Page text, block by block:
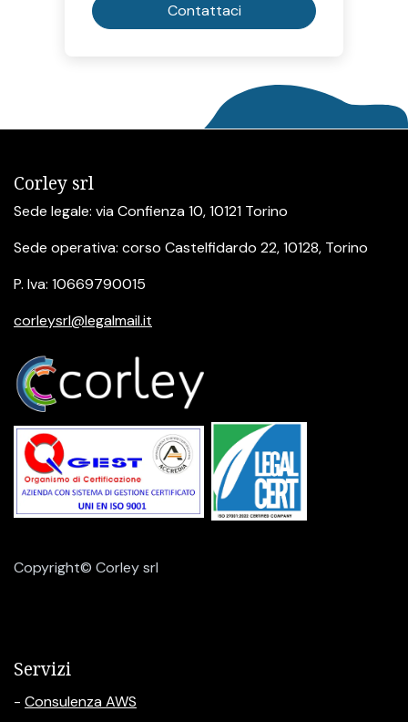
Contattaci
Servizi
- Consulenza AWS
Corley srl
Sede legale: via Confienza 10, 10121 Torino
Sede operativa: corso Castelfidardo 22, 10128, Torino
P. Iva: 10669790015
corleysrl@legalmail.it
Copyright© Corley srl